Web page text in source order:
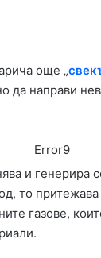
още „
да направи
Error9
и генерира
то
газове,